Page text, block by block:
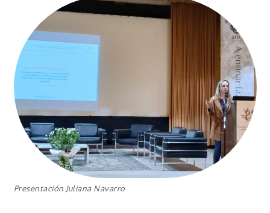
Presentación Juliana Navarro